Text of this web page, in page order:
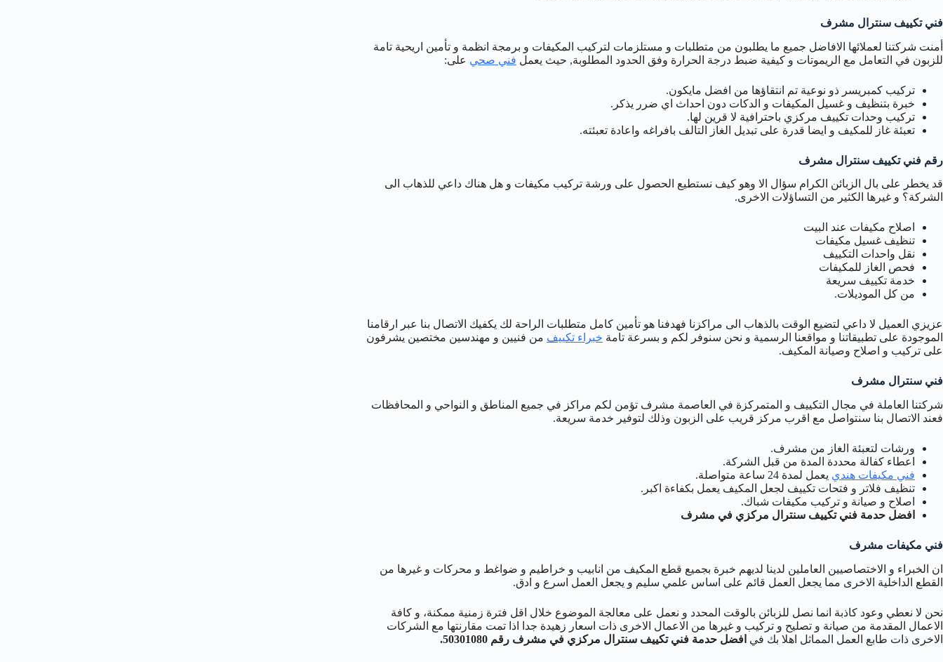
فني تكييف سنترال مشرف
أمنت شركتنا لعملائها الافاضل جميع ما يطلبون من متطلبات و مستلزمات لتركيب المكيفات و برمجة انظمة و تأمين اريحية تامة
للزبون في التعامل مع الريموتات و كيفية ضبط درجة الحرارة وفق الحدود المطلوبة, حيث يعمل فني صحي على:
تركيب كمبريسر ذو نوعية تم انتقاؤها من افضل مايكون.
خبرة بتنظيف و غسيل المكيفات و الدكات دون احداث اي ضرر يذكر.
تركيب وحدات تكييف مركزي باحترافية لا قرين لها.
تعبئة غاز للمكيف و ايضا قدرة على تبديل الغاز التالف بافراغه واعادة تعبئته.
رقم فني تكييف سنترال مشرف
قد يخطر على بال الزبائن الكرام سؤال الا وهو كيف نستطيع الحصول على ورشة تركيب مكيفات و هل هناك داعي للذهاب الى
الشركة؟ و غيرها الكثير من التساؤلات الاخرى.
اصلاح مكيفات عند البيت
تنظيف غسيل مكيفات
نقل واحدات التكييف
فحص الغاز للمكيفات
خدمة تكييف سريعة
من كل الموديلات.
عزيزي العميل لا داعي لتضيع الوقت بالذهاب الى مراكزنا فهدفنا هو تأمين كامل متطلبات الراحة لك يكفيك الاتصال بنا عبر ارقامنا
الموجودة على تطبيقاتنا و مواقعنا الرسمية و نحن سنوفر لكم و بسرعة تامة خبراء تكييف من فنيين و مهندسين مختصين يشرفون
على تركيب و اصلاح وصيانة المكيف.
فني سنترال مشرف
شركتنا العاملة في مجال التكييف و المتمركزة في العاصمة مشرف تؤمن لكم مراكز في جميع المناطق و النواحي و المحافظات
فعند الاتصال بنا سنتواصل مع اقرب مركز قريب على الزبون وذلك لتوفير خدمة سريعة.
ورشات لتعبئة الغاز من مشرف.
اعطاء كفالة محددة المدة من قبل الشركة.
فني مكيفات هندي يعمل لمدة 24 ساعة متواصلة.
تنظيف فلاتر و فتحات تكييف لجعل المكيف يعمل بكفاءة اكبر.
اصلاح و صيانة و تركيب مكيفات شباك.
افضل حدمة فني تكييف سنترال مركزي في مشرف
فني مكيفات مشرف
ان الخبراء و الاختصاصيين العاملين لدينا لديهم خبرة بجميع قطع المكيف من انابيب و خراطيم و ضواغط و محركات و غيرها من
القطع الداخلية الاخرى مما يجعل العمل قائم على اساس علمي سليم و يجعل العمل اسرع و ادق.
نحن لا نعطي وعود كاذبة انما نصل للزبائن بالوقت المحدد و نعمل على معالجة الموضوع خلال اقل فترة زمنية ممكنة، و كافة
الاعمال المقدمة من صيانة و تصليح و تركيب و غيرها من الاعمال الاخرى ذات اسعار زهيدة جدا اذا تمت مقارنتها مع الشركات
الاخرى ذات طابع العمل المماثل اهلا بك في افضل حدمة فني تكييف سنترال مركزي في مشرف رقم 50301080.